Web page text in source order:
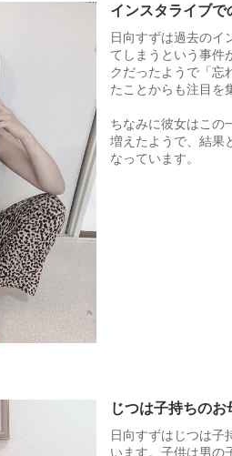
インスタライブで
日向すずは過去のイ
てしまうという事件
クだったようで「忘
たことからも注目を
ちなみに彼女はこの
増えたようで、結果
なっています。
じつは子持ちのお
日向すずはじつは子
います。子供は男の